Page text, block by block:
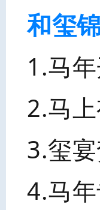
和玺
1.马
2.马
3.玺
4.马